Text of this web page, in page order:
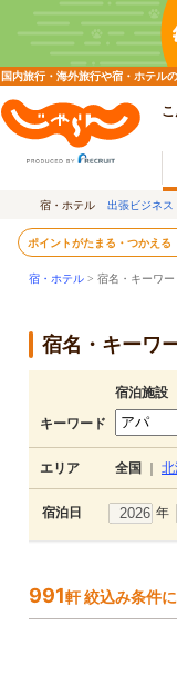
国内旅行・海外旅行や宿・ホテル
宿・ホテル 出張ビジネス
ポイントがたまる・つかえる
宿・ホテル > 宿名・キーワー
宿名・キーワ
宿泊施設
キーワード
エリア 全国 北
宿泊日 年
991軒 絞込み条件